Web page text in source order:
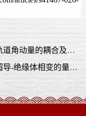
上一篇：固体高次谐波中光场自旋与轨道角动量的耦合及调控
下一篇：原子尺度下的局域谱学揭示超导-绝缘体相变的量子秘密